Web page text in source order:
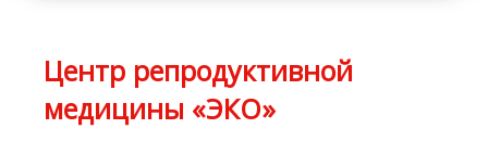
Центр репродуктивной
медицины «ЭКО»